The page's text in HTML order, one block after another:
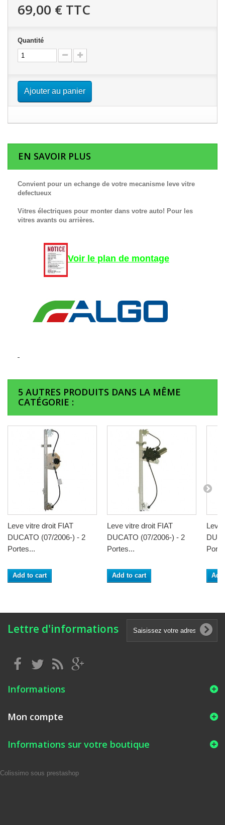
69,00 € TTC
Quantité
Ajouter au panier
EN SAVOIR PLUS
Convient pour un echange de votre mecanisme leve vitre
defectueux
Vitres électriques pour monter dans votre auto! Pour les
vitres avants ou arrières.
Voir le plan de montage
5 AUTRES PRODUITS DANS LA MÊME
CATÉGORIE :
Leve vitre droit FIAT
DUCATO (07/2006-) - 2
Portes...
Add to cart
Leve vitre droit FIAT
DUCATO (07/2006-) - 2
Portes...
Add to cart
Leve
Lettre d'informations
Informations
Mon compte
Informations sur votre boutique
Colissimo sous prestashop